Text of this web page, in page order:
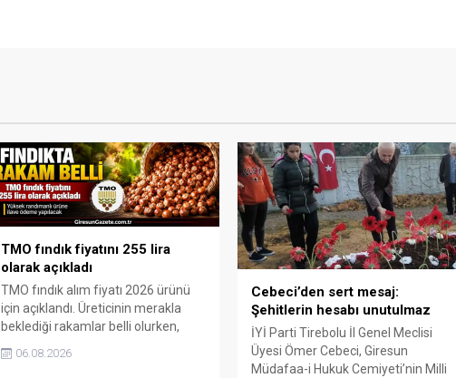
TMO fındık fiyatını 255 lira
olarak açıkladı
TMO fındık alım fiyatı 2026 ürünü
için açıklandı. Üreticinin merakla
beklediği rakamlar belli olurken,
yüksek randımanlı ürüne ilave
ödeme yapılacağı duyuruldu.
06.08.2026
Cebeci’den sert mesaj:
Şehitlerin hesabı unutulmaz
İYİ Parti Tirebolu İl Genel Meclisi
Üyesi Ömer Cebeci, Giresun
Müdafaa-i Hukuk Cemiyeti’nin Milli